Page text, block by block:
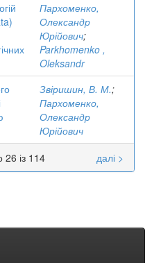
Пархоменко,
Олександр
Юрійович;
Parkhomenko ,
Oleksandr
Звіришин, В. М.;
Пархоменко,
Олександр
Юрійович
26 із 114
далі >